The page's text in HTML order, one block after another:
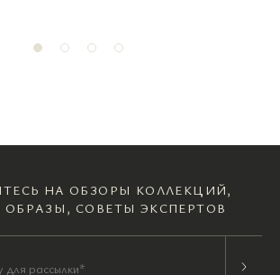
НА ОБЗОРЫ КОЛЛЕКЦИЙ,
СОВЕТЫ ЭКСПЕРТОВ